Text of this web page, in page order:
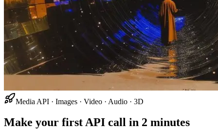
Media API · Images · Video · Audio · 3D
Make your first API call in 2 minutes